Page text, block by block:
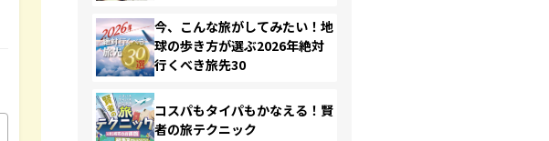
今、こんな旅がしてみたい！地
球の歩き方が選ぶ2026年絶対
行くべき旅先30
コスパもタイパもかなえる！賢
者の旅テクニック